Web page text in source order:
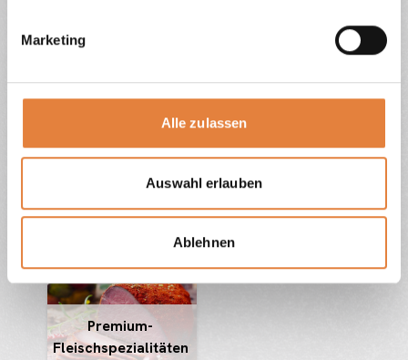
Marketing
Alle zulassen
Auswahl erlauben
Ablehnen
Fleischwurst
Premium-
Fleischspezialitäten